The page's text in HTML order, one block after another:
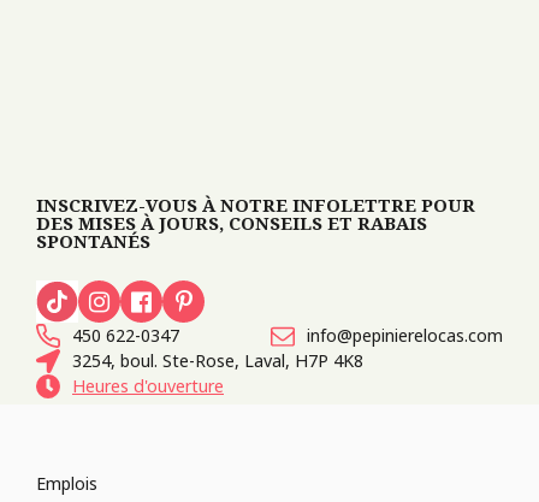
INSCRIVEZ-VOUS À NOTRE INFOLETTRE POUR
DES MISES À JOURS, CONSEILS ET RABAIS
SPONTANÉS
450 622-0347
info@pepinierelocas.com
3254, boul. Ste-Rose, Laval, H7P 4K8
Heures d'ouverture
Emplois